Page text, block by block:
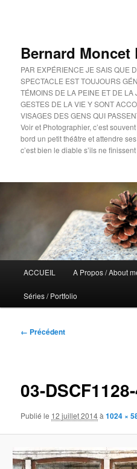
Bernard
PAR EXPÉRIENCE JE SAIS QUE
SPECTACLE EST TOUJOURS
TÉMOINS DE LA PEINE ET DE LA
GESTES DE LA VIE Y SONT
VISAGES DES GENS QUI
Voir et Photographier, c’est
bord un petit théâtre et attendre
c’est bien le diable s’ils ne
principal
ACCUEIL A Propos / About
Séries / Portfolio
Navigation
← Précédent
03-
Publié le 12 juillet 2014à1024 ×